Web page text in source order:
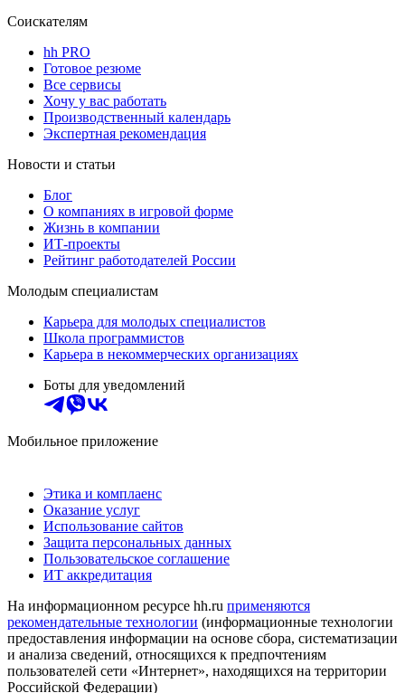
Соискателям
hh PRO
Готовое резюме
Все сервисы
Хочу у вас работать
Производственный календарь
Экспертная рекомендация
Новости и статьи
Блог
О компаниях в игровой форме
Жизнь в компании
ИТ-проекты
Рейтинг работодателей России
Молодым специалистам
Карьера для молодых специалистов
Школа программистов
Карьера в некоммерческих организациях
Боты для уведомлений
Мобильное приложение
Этика и комплаенс
Оказание услуг
Использование сайтов
Защита персональных данных
Пользовательское соглашение
ИТ аккредитация
На информационном ресурсе hh.ru применяются
рекомендательные технологии (информационные технологии
предоставления информации на основе сбора, систематизации
и анализа сведений, относящихся к предпочтениям
пользователей сети «Интернет», находящихся на территории
Российской Федерации)